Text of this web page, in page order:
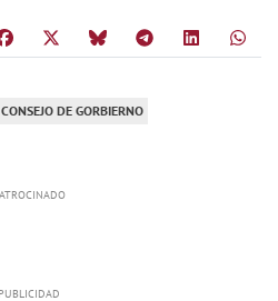
CONSEJO DE GORBIERNO